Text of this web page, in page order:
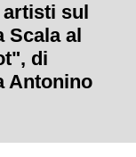
sul
Scala al
di
Antonino